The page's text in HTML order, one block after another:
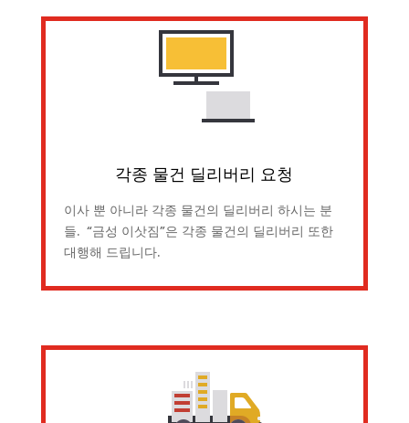
각종 물건 딜리버리 요청
이사 뿐 아니라 각종 물건의 딜리버리 하시는 분
들. “금성 이삿짐”은 각종 물건의 딜리버리 또한
대행해 드립니다.